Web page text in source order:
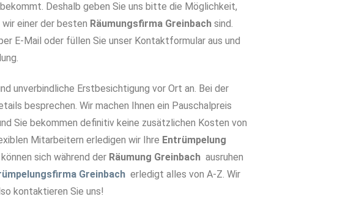
Deshalb geben Sie uns bitte die Möglichkeit,
einer der besten Räumungsfirma Greinbach sind.
E-Mail oder füllen Sie unser Kontaktformular aus und
unverbindliche Erstbesichtigung vor Ort an. Bei der
besprechen. Wir machen Ihnen ein Pauschalpreis
Sie bekommen definitiv keine zusätzlichen Kosten von
Mitarbeitern erledigen wir Ihre Entrümpelung
sich während der Räumung Greinbach ausruhen
Greinbach erledigt alles von A-Z. Wir
kontaktieren Sie uns!